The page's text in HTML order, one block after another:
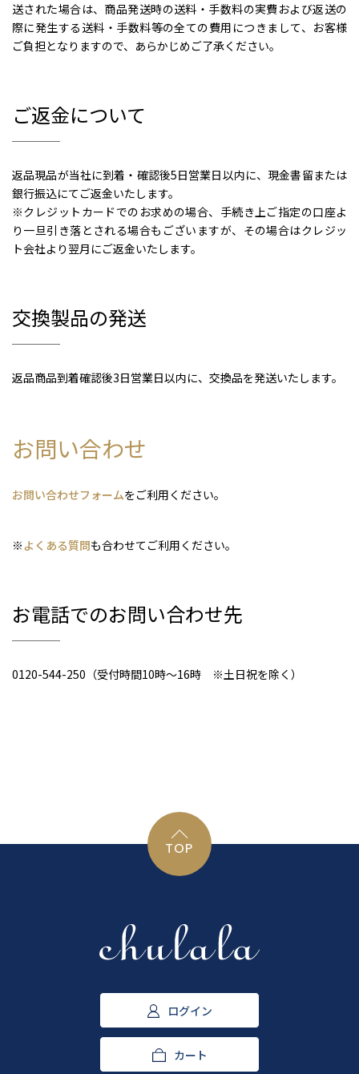
送された場合は、商品発送時の送料・手数料の実費および返送の
際に発生する送料・手数料等の全ての費用につきまして、お客様
ご負担となりますので、あらかじめご了承ください。
ご返金について
返品現品が当社に到着・確認後5日営業日以内に、現金書留または
銀行振込にてご返金いたします。
※クレジットカードでのお求めの場合、手続き上ご指定の口座よ
り一旦引き落とされる場合もございますが、その場合はクレジッ
ト会社より翌月にご返金いたします。
交換製品の発送
返品商品到着確認後3日営業日以内に、交換品を発送いたします。
お問い合わせ
お問い合わせフォームをご利用ください。
※よくある質問も合わせてご利用ください。
お電話でのお問い合わせ先
0120-544-250（受付時間10時～16時 ※土日祝を除く）
TOP
ログイン
カート